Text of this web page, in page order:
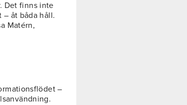
Det finns inte
– åt båda håll.
Matérn,
–